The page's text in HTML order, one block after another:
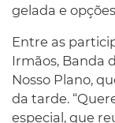
gelada e
Entre as
Irmãos, Banda
Nosso Plano,
da tarde.
especial, que